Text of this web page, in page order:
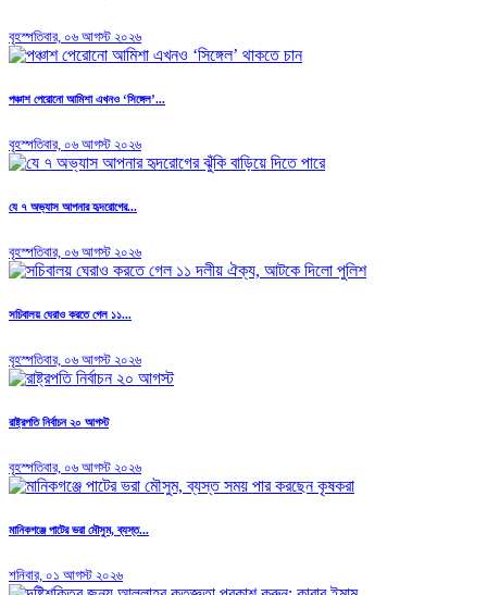
বৃহস্পতিবার, ০৬ আগস্ট ২০২৬
পঞ্চাশ পেরোনো আমিশা এখনও ‘সিঙ্গেল’...
বৃহস্পতিবার, ০৬ আগস্ট ২০২৬
যে ৭ অভ্যাস আপনার হৃদরোগের...
বৃহস্পতিবার, ০৬ আগস্ট ২০২৬
সচিবালয় ঘেরাও করতে গেল ১১...
বৃহস্পতিবার, ০৬ আগস্ট ২০২৬
রাষ্ট্রপতি নির্বাচন ২০ আগস্ট
বৃহস্পতিবার, ০৬ আগস্ট ২০২৬
মানিকগঞ্জে পাটের ভরা মৌসুম, ব্যস্ত...
শনিবার, ০১ আগস্ট ২০২৬